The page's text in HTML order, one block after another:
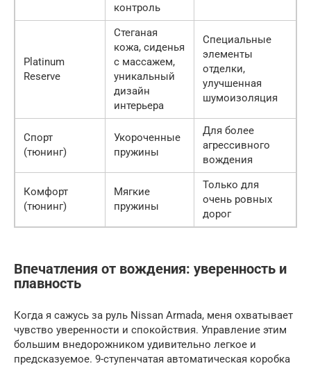
контроль
Platinum
Reserve
Стеганая
кожа, сиденья
с массажем,
уникальный
дизайн
интерьера
Специальные
элементы
отделки,
улучшенная
шумоизоляция
Спорт
(тюнинг)
Укороченные
пружины
Для более
агрессивного
вождения
Комфорт
(тюнинг)
Мягкие
пружины
Только для
очень ровных
дорог
Впечатления от вождения: уверенность и
плавность
Когда я сажусь за руль Nissan Armada, меня охватывает
чувство уверенности и спокойствия. Управление этим
большим внедорожником удивительно легкое и
предсказуемое. 9-ступенчатая автоматическая коробка